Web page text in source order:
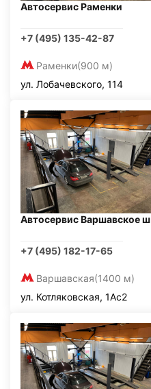
Автосервис Раменки
+7 (495) 135-42-87
Раменки(900 м)
ул. Лобачевского, 114
Автосервис Варшавское ш
+7 (495) 182-17-65
Варшавская(1400 м)
ул. Котляковская, 1Ас2